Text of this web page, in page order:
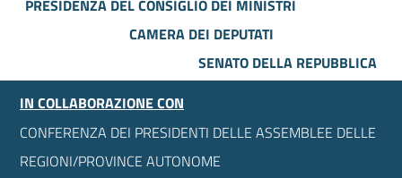
PRESIDENZA DEL CONSIGLIO DEI MINISTRI
CAMERA DEI DEPUTATI
SENATO DELLA REPUBBLICA
IN COLLABORAZIONE CON
CONFERENZA DEI PRESIDENTI DELLE ASSEMBLEE DELLE
REGIONI/PROVINCE AUTONOME